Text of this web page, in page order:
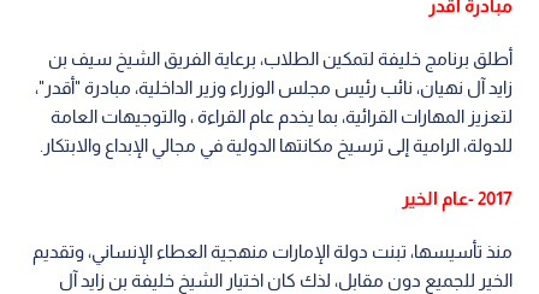
مبادرة أقدر
أطلق برنامج خليفة لتمكين الطلاب، برعاية الفريق الشيخ سيف بن
زايد آل نهيان، نائب رئيس مجلس الوزراء وزير الداخلية، مبادرة "أقدر"،
لتعزيز المهارات القرائية، بما يخدم عام القراءة ، والتوجيهات العامة
للدولة، الرامية إلى ترسيخ مكانتها الدولية في مجالي الإبداع والابتكار.
2017 -عام الخير
منذ تأسيسها، تبنت دولة الإمارات منهجية العطاء الإنساني، وتقديم
الخير للجميع دون مقابل، لذك كان اختيار الشيخ خليفة بن زايد آل